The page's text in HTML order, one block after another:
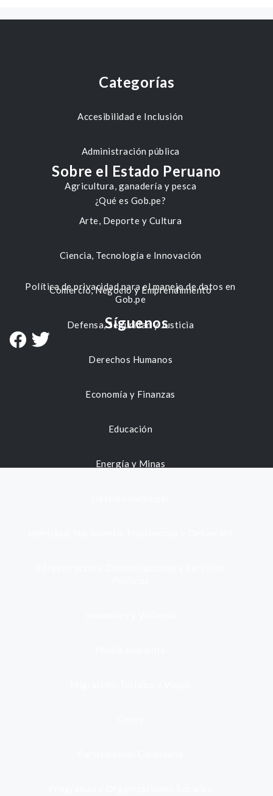
Categorías
Accesibilidad e Inclusión
Administración pública
Agricultura, ganadería y pesca
Arte, Deporte y Cultura
Ciencia, Tecnología e Innovación
Comercio, Negocio y Emprendimiento
Defensa, Seguridad y Justicia
Derechos Humanos
Economía y Finanzas
Educación
Energía y Minas
Sobre el Estado Peruano
¿Qué es Gob.pe?
Política de privacidad para el manejo de datos en
Gob.pe
Síguenos